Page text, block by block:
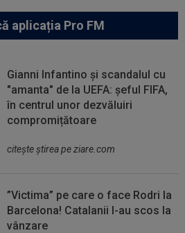
aplicația Pro FM
Gianni Infantino și scandalul cu
"amanta" de la UEFA: șeful FIFA,
în centrul unor dezvăluiri
compromițătoare
citeşte ştirea pe ziare.com
”Victima” pe care o face Rodri la
Barcelona! Catalanii l-au scos la
vânzare